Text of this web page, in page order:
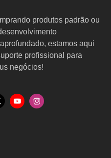
produtos padrão ou
estamos aqui
profissional para
negócios!